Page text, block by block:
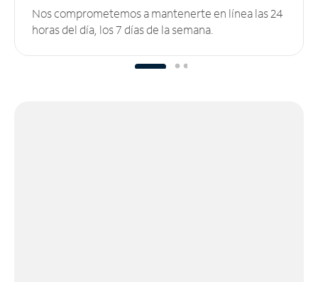
Nos comprometemos a mantenerte en línea las 24
horas del día, los 7 días de la semana.